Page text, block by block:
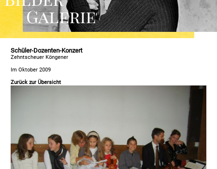
Galerie
Schüler-Dozenten-Konzert
Zehntscheuer Köngener
Im Oktober 2009
Zurück zur Übersicht